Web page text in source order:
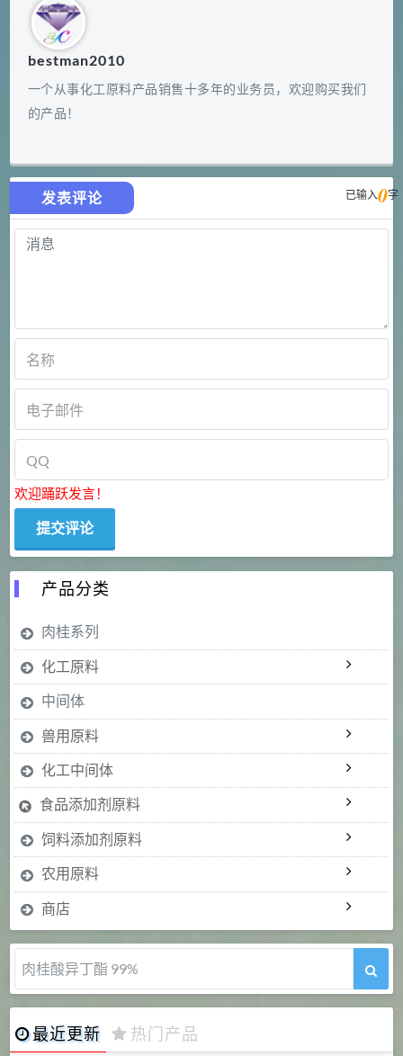
bestman2010
一个从事化工原料产品销售十多年的业务员，欢迎购买我们
的产品！
发表评论 已输入0字
欢迎踊跃发言！
产品分类
肉桂系列
化工原料
中间体
兽用原料
化工中间体
食品添加剂原料
饲料添加剂原料
农用原料
商店
肉桂醛 99%
最近更新 热门产品